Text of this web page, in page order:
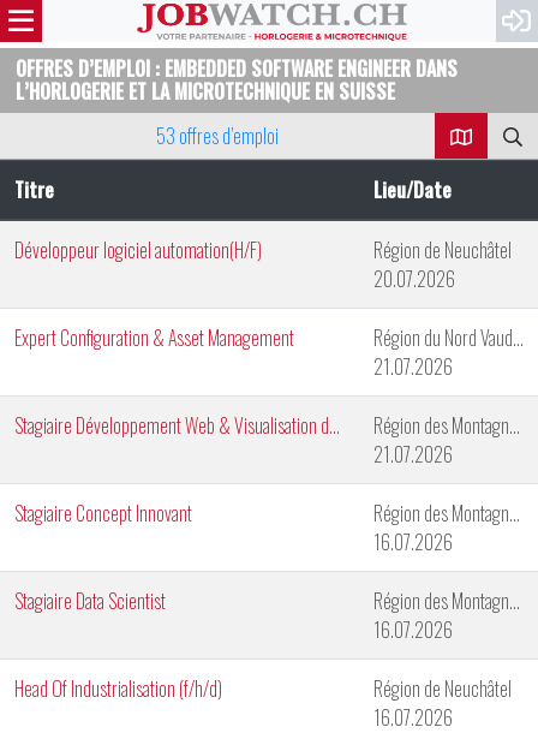
OFFRES D’EMPLOI : EMBEDDED SOFTWARE ENGINEER DANS
L’HORLOGERIE ET LA MICROTECHNIQUE EN SUISSE
53 offres d’emploi
Titre
Lieu/Date
Développeur logiciel automation(H/F)
Région de Neuchâtel
20.07.2026
Expert Configuration & Asset Management
Région du Nord Vaudois
21.07.2026
Stagiaire Développement Web & Visualisation de Données
Région des Montagnes Neuchâteloises
21.07.2026
Stagiaire Concept Innovant
Région des Montagnes Neuchâteloises
16.07.2026
Stagiaire Data Scientist
Région des Montagnes Neuchâteloises
16.07.2026
Head Of Industrialisation (f/h/d)
Région de Neuchâtel
16.07.2026